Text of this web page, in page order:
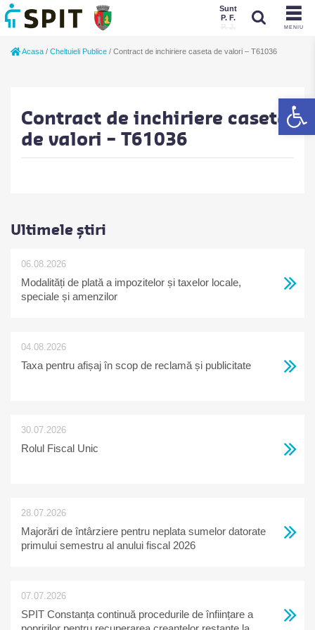
MENIU
Sunt
P. F.
P. J.
Acasa / Cheltuieli Publice / Contract de inchiriere caseta de valori – T61036
Contract de inchiriere caseta
de valori – T61036
Ultimele știri
06.08.2026
Modalități de plată a impozitelor și taxelor locale,
speciale și amenzilor
04.08.2026
Taxa pentru afișaj în scop de reclamă și publicitate
30.07.2026
Rolul Fiscal Unic
28.07.2026
Majorări de întârziere pentru neplata sumelor datorate
primului semestru al anului fiscal 2026
07.07.2026
SPIT Constanța continuă procedurile de înființare a